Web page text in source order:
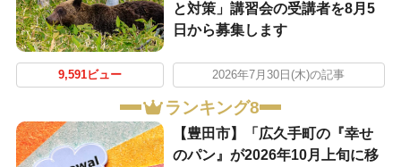
と対策」講習会の受講者を8月5
日から募集します
9,591ビュー 2026年7月30日(木)の記事
ランキング8
【豊田市】「広久手町の『幸せ
のパン』が2026年10月上旬に移